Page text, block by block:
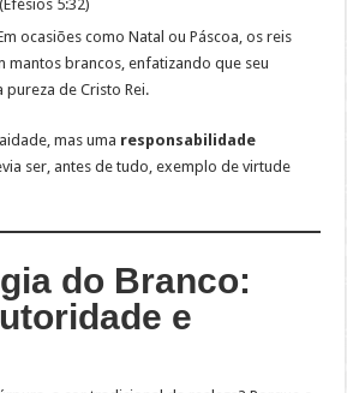
5:32)
ocasiões como Natal ou Páscoa, os reis
mantos brancos, enfatizando que seu
de Cristo Rei.
mas uma responsabilidade
ser, antes de tudo, exemplo de virtude
do Branco:
e